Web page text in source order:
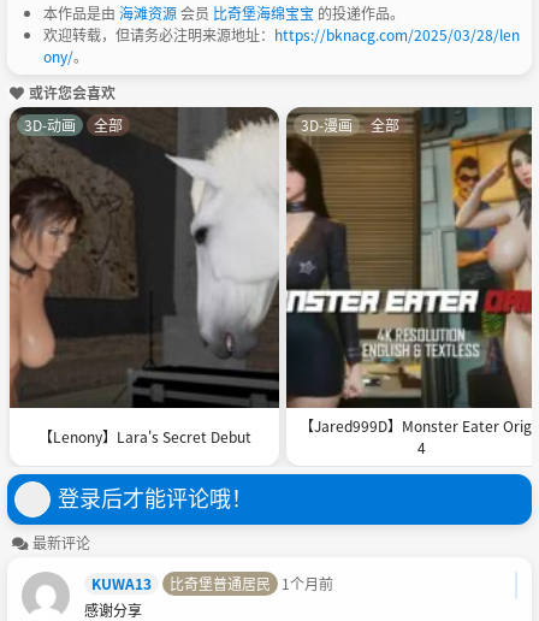
本作品是由 海滩资源会员 比奇堡海绵宝宝 的投递作品。
欢迎转载，但请务必注明来源地址： https://bknacg.com/2025/03/28/len
ony/。
或许您会喜欢
【Lenony】Lara's Secret Debut
3D-动画 全部
【Jared999D】Monster Eater
4
3D-漫画 全部
登录后才能评论哦！
最新评论
KUWA13
比奇堡普通居民
1个月前
感谢分享